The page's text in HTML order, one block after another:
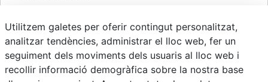
Política de privacitat web
MIFID
Utilitzem galetes per oferir contingut personalitzat,
analitzar tendències, administrar el lloc web, fer un
seguiment dels moviments dels usuaris al lloc web i
recollir informació demogràfica sobre la nostra base